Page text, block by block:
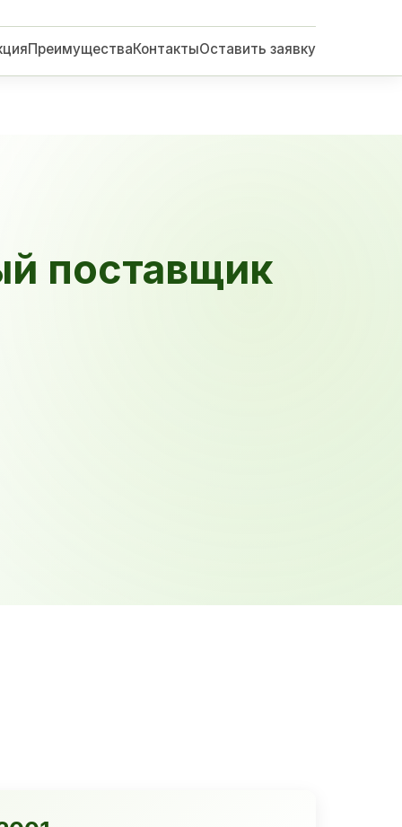
ПреимуществаКонтактыОставить заявку
поставщик